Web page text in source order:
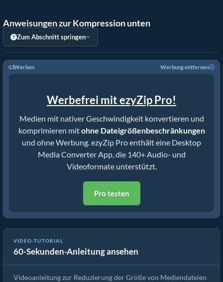
Anweisungen zur Kompression unten
Zum Abschnitt springen
Werben Werbung entfernen
Werbefrei mit ezyZip Pro!
Medien mit nativer Geschwindigkeit konvertieren und
komprimieren mitohne Dateigrößenbeschränkungen
und ohne Werbung. ezyZip Pro enthält eine Desktop
Media Converter App, die 140+ Audio- und
Videoformate unterstützt.
Pro testen
VIDEO-TUTORIAL
60-Sekunden-Anleitung ansehen
Wie man MP4 auf 16MB reduziert (Einfache Anleitung)
Videoanleitung zur Reduzierung der Größe von Mediendateien